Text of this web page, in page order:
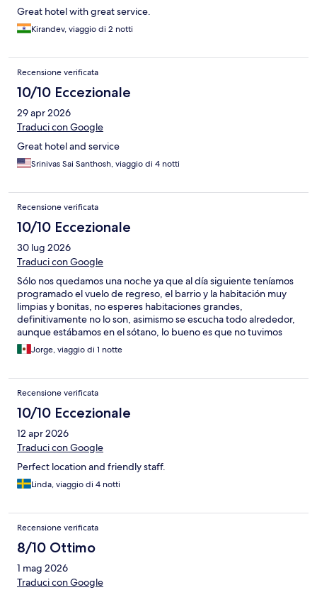
Great hotel with great service.
Kirandev, viaggio di 2 notti
Recensione verificata
10/10 Eccezionale
29 apr 2026
Traduci con Google
Great hotel and service
Srinivas Sai Santhosh, viaggio di 4 notti
Recensione verificata
10/10 Eccezionale
30 lug 2026
Traduci con Google
Sólo nos quedamos una noche ya que al día siguiente teníamos
programado el vuelo de regreso, el barrio y la habitación muy
limpias y bonitas, no esperes habitaciones grandes,
definitivamente no lo son, asimismo se escucha todo alrededor,
aunque estábamos en el sótano, lo bueno es que no tuvimos
vecinos escandalosos. Así que si vas de paso está perfecto, si vas
a una estancia prolongada lo mejor será que tengas muchas
Jorge, viaggio di 1 notte
Recensione verificata
10/10 Eccezionale
12 apr 2026
Traduci con Google
Perfect location and friendly staff.
Linda, viaggio di 4 notti
Recensione verificata
8/10 Ottimo
1 mag 2026
Traduci con Google